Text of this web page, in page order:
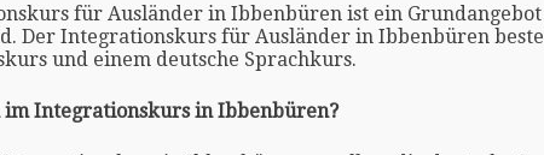
für Ausländer in Ibbenbüren ist ein
Der Integrationskurs für Ausländer in Ibbenbüren
und einem deutsche Sprachkurs.
im Integrationskurs in Ibbenbüren?